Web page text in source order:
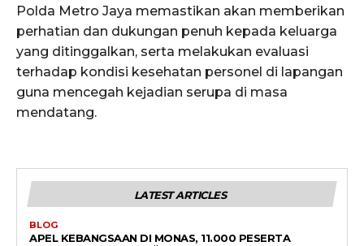
Polda Metro Jaya memastikan akan memberikan
perhatian dan dukungan penuh kepada keluarga
yang ditinggalkan, serta melakukan evaluasi
terhadap kondisi kesehatan personel di lapangan
guna mencegah kejadian serupa di masa
mendatang.
LATEST ARTICLES
BLOG
APEL KEBANGSAAN DI MONAS, 11.000 PESERTA